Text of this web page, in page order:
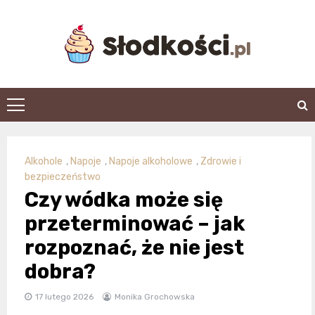
slodkosci.pl
Alkohole , Napoje , Napoje alkoholowe , Zdrowie i
bezpieczeństwo
Czy wódka może się
przeterminować – jak
rozpoznać, że nie jest
dobra?
17 lutego 2026 Monika Grochowska